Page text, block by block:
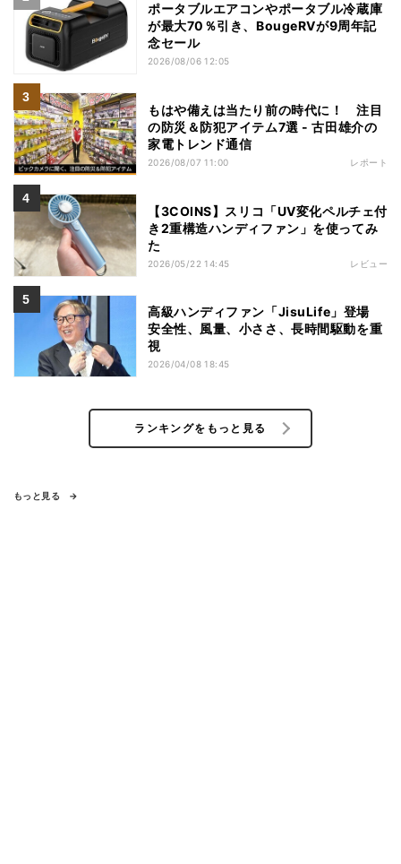
ポータブルエアコンやポータブル冷蔵庫
が最大70％引き、BougeRVが9周年記
念セール
2026/08/06 12:05
もはや備えは当たり前の時代に！ 注目
の防災＆防犯アイテム7選 - 古田雄介の
家電トレンド通信
2026/08/07 11:00 レポート
【3COINS】スリコ「UV変化ペルチェ付
き2重構造ハンディファン」を使ってみ
た
2026/05/22 14:45 レビュー
高級ハンディファン「JisuLife」登場
安全性、風量、小ささ、長時間駆動を重
視
2026/04/08 18:45
ランキングをもっと見る
もっと見る